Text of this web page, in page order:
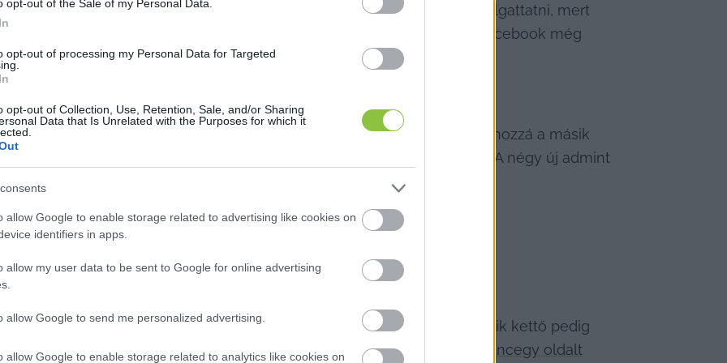
opt-out of the Sale of my Personal Data.
opt-out of processing my Personal Data for Targeted
opt-out of Collection, Use, Retention, Sale, and/or Sharing
Data that Is Unrelated with the Purposes for which it
allow Google to enable storage related to advertising like cookies on
identifiers in apps.
allow my user data to be sent to Google for online advertising
allow Google to send me personalized advertising.
allow Google to enable storage related to analytics like cookies on
távolították el. Látszik, hogy nem a magyar ellenzéket akarják elhallgattatni, mert
szerteágazó tematikájú és nyelvű csoportban is admin lett. A Facebook még
előbb eltávolította a meglévő adminokat, majd utána adta hozzá a másik
tűnik, valódi nevük van és Berlin van megadva lakhelynek, a másik kettő pedig
mindkettő 2019-ben volt utoljára aktív. Ez a négy profil összesen harmincegy oldalt